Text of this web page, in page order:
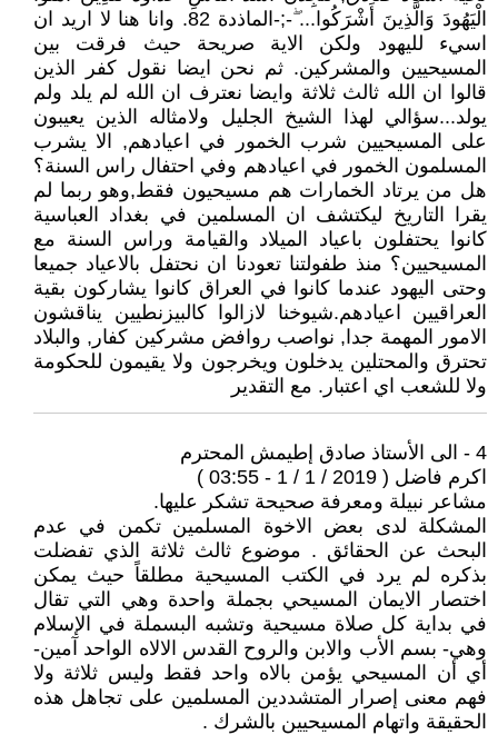
الْيَهُودَ وَالَّذِينَ أَشْرَكُوا... ۖ-;-الماذدة 82. وانا هنا لا اريد ان
اسيء لليهود ولكن الاية صريحة حيث فرقت بين
المسيحيين والمشركين. ثم نحن ايضا نقول كفر الذين
قالوا ان الله ثالث ثلاثة وايضا نعترف ان الله لم يلد ولم
يولد...سؤالي لهذا الشيخ الجليل ولامثاله الذين يعيبون
على المسيحيين شرب الخمور في اعيادهم, الا يشرب
المسلمون الخمور في اعيادهم وفي احتفال راس السنة؟
هل من يرتاد الخمارات هم مسيحيون فقط,وهو ربما لم
يقرا التاريخ ليكتشف ان المسلمين في بغداد العباسية
كانوا يحتفلون باعياد الميلاد والقيامة وراس السنة مع
المسيحيين؟ منذ طفولتنا تعودنا ان نحتفل بالاعياد جميعا
وحتى اليهود عندما كانوا في العراق كانوا يشاركون بقية
العراقيين اعيادهم.شيوخنا لازالوا كالبيزنطيين يناقشون
الامور المهمة جدا, نواصب روافض مشركين كفار, والبلاد
تحترق والمحتلين يدخلون ويخرجون ولا يقيمون للحكومة
ولا للشعب اي اعتبار. مع التقدير
4 - الى الأستاذ صادق إطيمش المحترم
اكرم فاضل ( 2019 / 1 / 1 - 03:55 )
مشاعر نبيلة ومعرفة صحيحة تشكر عليها.
المشكلة لدى بعض الاخوة المسلمين تكمن في عدم
البحث عن الحقائق . موضوع ثالث ثلاثة الذي تفضلت
بذكره لم يرد في الكتب المسيحية مطلقاً حيث يمكن
اختصار الايمان المسيحي بجملة واحدة وهي التي تقال
في بداية كل صلاة مسيحية وتشبه البسملة في الإسلام
وهي- بسم الأب والابن والروح القدس الالاه الواحد آمين-
أي أن المسيحي يؤمن بالاه واحد فقط وليس ثلاثة ولا
فهم معنى إصرار المتشددين المسلمين على تجاهل هذه
الحقيقة واتهام المسيحيين بالشرك .